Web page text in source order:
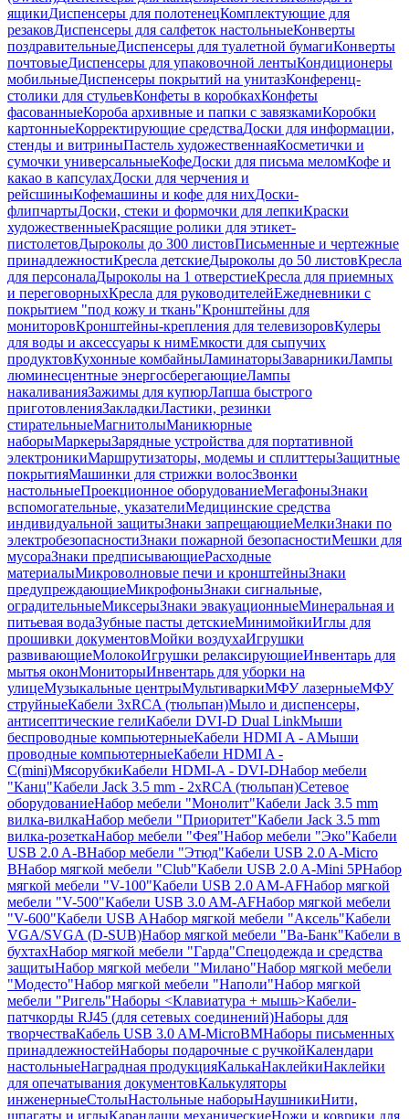
ящикиДиспенсеры для полотенецКомплектующие для
резаковДиспенсеры для салфеток настольныеКонверты
поздравительныеДиспенсеры для туалетной бумагиКонверты
почтовыеДиспенсеры для упаковочной лентыКондиционеры
мобильныеДиспенсеры покрытий на унитазКонференц-
столики для стульевКонфеты в коробкахКонфеты
фасованныеКороба архивные и папки с завязкамиКоробки
картонныеКорректирующие средстваДоски для информации,
стенды и витриныПастель художественнаяКосметички и
сумочки универсальныеКофеДоски для письма меломКофе и
какао в капсулахДоски для черчения и
рейсшиныКофемашины и кофе для нихДоски-
флипчартыДоски, стеки и формочки для лепкиКраски
художественныеКрасящие ролики для этикет-
пистолетовДыроколы до 300 листовПисьменные и чертежные
принадлежностиКресла детскиеДыроколы до 50 листовКресла
для персоналаДыроколы на 1 отверстиеКресла для приемных
и переговорныхКресла для руководителейЕжедневники с
покрытием "под кожу и ткань"Кронштейны для
мониторовКронштейны-крепления для телевизоровКулеры
для воды и аксессуары к нимЕмкости для сыпучих
продуктовКухонные комбайныЛаминаторыЗаварникиЛампы
люминесцентные энергосберегающиеЛампы
накаливанияЗажимы для купюрЛапша быстрого
приготовленияЗакладкиЛастики, резинки
стирательныеМагнитолыМаникюрные
наборыМаркерыЗарядные устройства для портативной
электроникиМаршрутизаторы, модемы и сплиттерыЗащитные
покрытияМашинки для стрижки волосЗвонки
настольныеПроекционное оборудованиеМегафоныЗнаки
вспомогательные, указателиМедицинские средства
индивидуальной защитыЗнаки запрещающиеМелкиЗнаки по
электробезопасностиЗнаки пожарной безопасностиМешки для
мусораЗнаки предписывающиеРасходные
материалыМикроволновые печи и кронштейныЗнаки
предупреждающиеМикрофоныЗнаки сигнальные,
оградительныеМиксерыЗнаки эвакуационныеМинеральная и
питьевая водаЗубные пасты детскиеМинимойкиИглы для
прошивки документовМойки воздухаИгрушки
развивающиеМолокоИгрушки релаксирующиеИнвентарь для
мытья оконМониторыИнвентарь для уборки на
улицеМузыкальные центрыМультиваркиМФУ лазерныеМФУ
струйныеКабели 3xRCA (тюльпан)Мыло и диспенсеры,
антисептические гелиКабели DVI-D Dual LinkМыши
беспроводные компьютерныеКабели HDMI A - AМыши
проводные компьютерныеКабели HDMI A -
C(mini)МясорубкиКабели HDMI-A - DVI-DНабор мебели
"Канц"Кабели Jack 3.5 mm - 2xRCA (тюльпан)Сетевое
оборудованиеНабор мебели "Монолит"Кабели Jack 3.5 mm
вилка-вилкаНабор мебели "Приоритет"Кабели Jack 3.5 mm
вилка-розеткаНабор мебели "Фея"Набор мебели "Эко"Кабели
USB 2.0 A-BНабор мебели "Этюд"Кабели USB 2.0 A-Micro
BНабор мягкой мебели "Club"Кабели USB 2.0 A-Mini 5PНабор
мягкой мебели "V-100"Кабели USB 2.0 AM-AFНабор мягкой
мебели "V-500"Кабели USB 3.0 AM-AFНабор мягкой мебели
"V-600"Кабели USB AНабор мягкой мебели "Аксель"Кабели
VGA/SVGA (D-SUB)Набор мягкой мебели "Ва-Банк"Кабели в
бухтахНабор мягкой мебели "Гарда"Спецодежда и средства
защитыНабор мягкой мебели "Милано"Набор мягкой мебели
"Модесто"Набор мягкой мебели "Наполи"Набор мягкой
мебели "Ригель"Наборы <Клавиатура + мышь>Кабели-
патчкорды RJ45 (для сетевых соединений)Наборы для
творчестваКабель USB 3.0 AM-MicroBMНаборы письменных
принадлежностейНаборы подарочные с ручкойКалендари
настольныеНаградная продукцияКалькаНаклейкиНаклейки
для опечатывания документовКалькуляторы
инженерныеСтолыНастольные наборыНаушникиНити,
шпагаты и иглыКарандаши механическиеНожи и коврики для